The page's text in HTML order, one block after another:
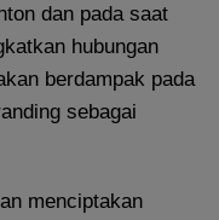
dan pada saat
hubungan
berdampak pada
sebagai
menciptakan